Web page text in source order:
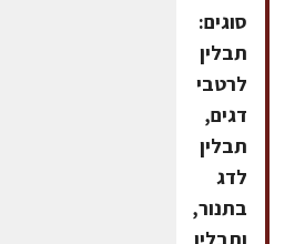
סוגים:
תבלין
לרטבי
דגים,
תבלין
לדג
בתנור,